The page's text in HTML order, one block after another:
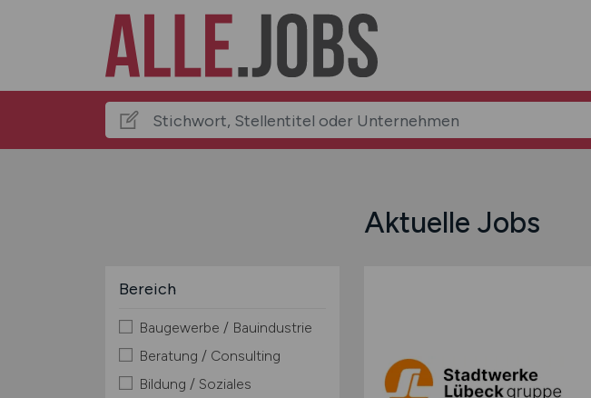
Aktuelle Jobs
Bereich
Baugewerbe / Bauindustrie
Beratung / Consulting
Bildung / Soziales